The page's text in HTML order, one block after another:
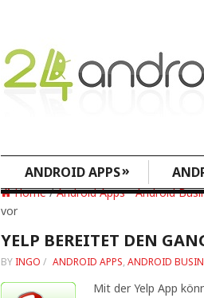
ANDROID APPS»
Home/Android Apps•Android
vor
YELP BEREITET DEN
BY INGO / ANDROID APPS, ANDROID
Mit der Yelp App